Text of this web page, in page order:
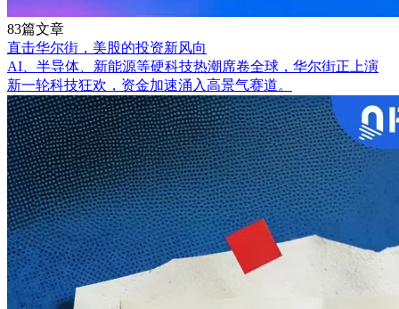
83篇文章
直击华尔街，美股的投资新风向
AI、半导体、新能源等硬科技热潮席卷全球，华尔街正上演
新一轮科技狂欢，资金加速涌入高景气赛道。